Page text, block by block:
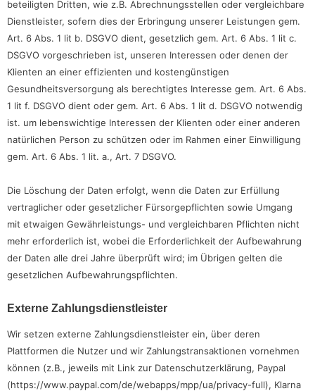
beteiligten Dritten, wie z.B. Abrechnungsstellen oder vergleichbare
Dienstleister, sofern dies der Erbringung unserer Leistungen gem.
Art. 6 Abs. 1 lit b. DSGVO dient, gesetzlich gem. Art. 6 Abs. 1 lit c.
DSGVO vorgeschrieben ist, unseren Interessen oder denen der
Klienten an einer effizienten und kostengünstigen
Gesundheitsversorgung als berechtigtes Interesse gem. Art. 6 Abs.
1 lit f. DSGVO dient oder gem. Art. 6 Abs. 1 lit d. DSGVO notwendig
ist. um lebenswichtige Interessen der Klienten oder einer anderen
natürlichen Person zu schützen oder im Rahmen einer Einwilligung
gem. Art. 6 Abs. 1 lit. a., Art. 7 DSGVO.
Die Löschung der Daten erfolgt, wenn die Daten zur Erfüllung
vertraglicher oder gesetzlicher Fürsorgepflichten sowie Umgang
mit etwaigen Gewährleistungs- und vergleichbaren Pflichten nicht
mehr erforderlich ist, wobei die Erforderlichkeit der Aufbewahrung
der Daten alle drei Jahre überprüft wird; im Übrigen gelten die
gesetzlichen Aufbewahrungspflichten.
Externe Zahlungsdienstleister
Wir setzen externe Zahlungsdienstleister ein, über deren
Plattformen die Nutzer und wir Zahlungstransaktionen vornehmen
können (z.B., jeweils mit Link zur Datenschutzerklärung, Paypal
(https://www.paypal.com/de/webapps/mpp/ua/privacy-full), Klarna